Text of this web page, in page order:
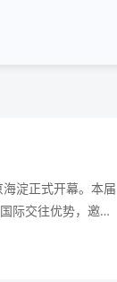
海淀正式开幕。本届
际交往优势，邀请
路和解决方案，打